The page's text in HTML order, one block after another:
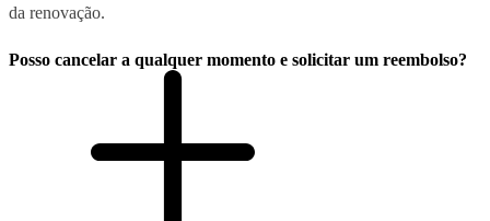
da renovação.
Posso cancelar a qualquer momento e solicitar um reembolso?